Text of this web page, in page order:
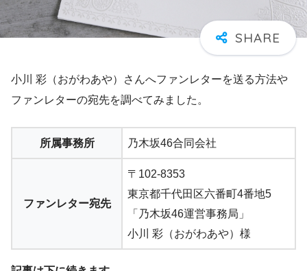
小川 彩（おがわあや）さんへファンレターを送る方法や
ファンレターの宛先を調べてみました。
所属事務所 乃木坂46合同会社
ファンレター宛先
〒102-8353
東京都千代田区六番町4番地5
「乃木坂46運営事務局」
小川 彩（おがわあや）様